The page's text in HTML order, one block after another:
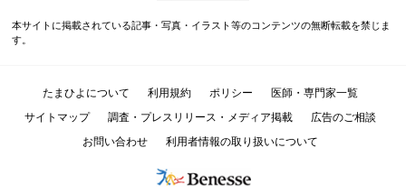
本サイトに掲載されている記事・写真・イラスト等のコンテンツの無断転載を禁じま
す。
たまひよについて 利用規約 ポリシー
医師・専門家一覧
サイトマップ
調査・プレスリリース・メディア掲載
広告のご相談
お問い合わせ
利用者情報の取り扱いについて